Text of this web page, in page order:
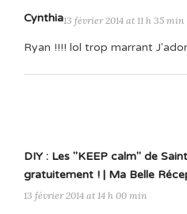
Cynthia13 février 2014 at 11 h 35 min
Ryan !!!! lol trop marrant
DIY : Les "KEEP calm" de
gratuitement ! | Ma Belle
13 février 2014 at 14 h 00 min